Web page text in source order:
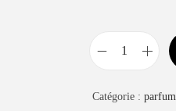
Catégorie :